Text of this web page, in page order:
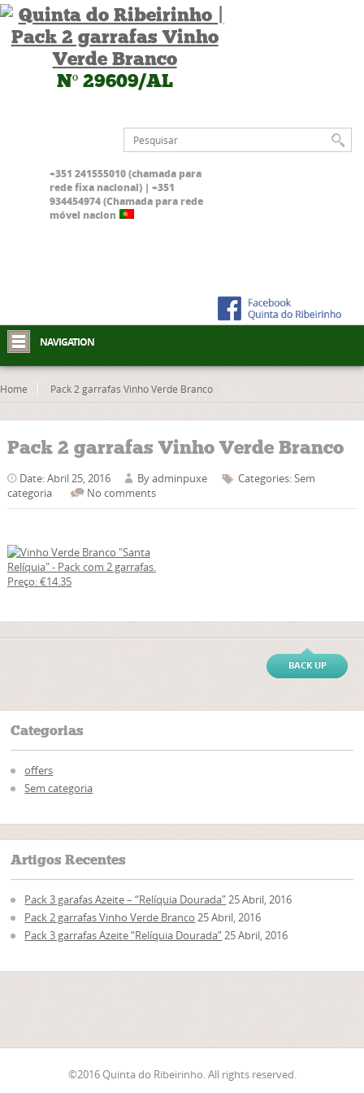
Nº 29609/AL
+351 241555010 (chamada para
rede fixa nacional) | +351
934454974 (Chamada para rede
móvel nacional)
NAVIGATION
Home Pack 2 garrafas Vinho Verde Branco
Pack 2 garrafas Vinho Verde Branco
Date: Abril 25, 2016 Byadminpuxe
Categories: Sem
categoria
No comments
BACK UP
Categorias
offers
Sem categoria
Artigos Recentes
Pack 3 garafas Azeite – “Relíquia Dourada”25 Abril, 2016
Pack 2 garrafas Vinho Verde Branco 25 Abril, 2016
Pack 3 garrafas Azeite “Relíquia Dourada”25 Abril, 2016
©2016 Quinta do Ribeirinho. All rights reserved.